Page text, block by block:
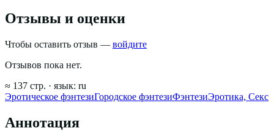
Отзывы и оценки
Чтобы оставить отзыв — войдите
Отзывов пока нет.
≈ 137 стр. · язык: ru
Эротическое фэнтезиГородское фэнтезиФэнтезиЭротика, Секс
Аннотация